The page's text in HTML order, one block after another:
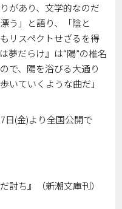
があり、文学的なのだ
う」と語り、「陰と
リスペクトせざるを得
夢だらけ』は“陽”の椎名
で、陽を浴びる大通り
いていくような曲だ」
日(金)より全国公開で
討ち』（新潮文庫刊）